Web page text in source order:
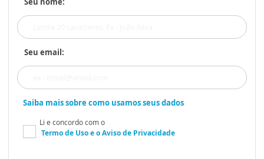
Seu email:
Saiba mais sobre como usamos seus dados
Li e concordo com o
Termo de Usoe oAviso de Privacidade